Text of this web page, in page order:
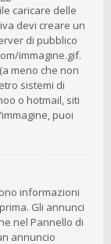
caricare delle
devi creare un
di pubblico
immagine.gif.
meno che non
sistemi di
o hotmail, siti
puoi
informazioni
Gli annunci
nel Pannello di
annuncio